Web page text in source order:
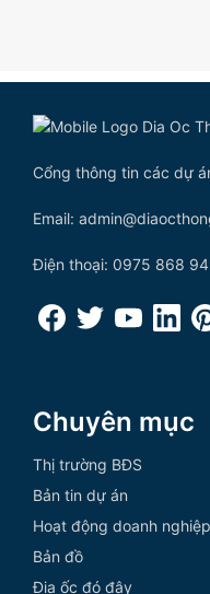
Cổng thông tin các dự
Email:
Điện thoại: 0975 868
Chuyên mục
Thị trường BĐS
Bản tin dự án
Hoạt động doanh nghiệp
Bản đồ
Địa ốc đó đây